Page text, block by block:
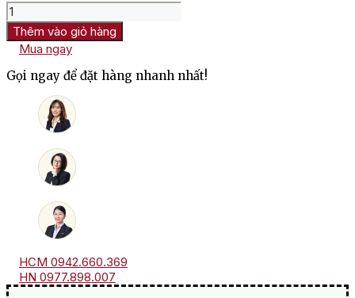
Rượu
Vang
Pháp
Moulin
De
Gassac
Guilhem
Thêm vào giỏ hàng
Mua ngay
Gọi ngay để đặt hàng nhanh nhất!
HCM 0942.660.369
HN 0977.898.007